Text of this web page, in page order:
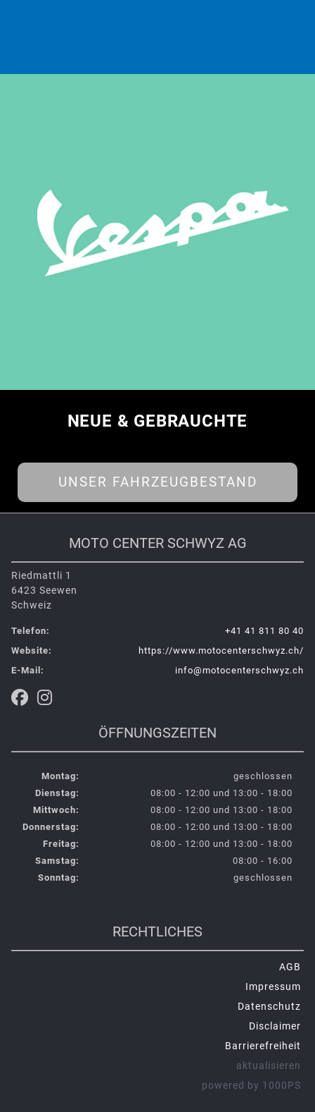
NEUE & GEBRAUCHTE
UNSER FAHRZEUGBESTAND
MOTO CENTER SCHWYZ AG
Riedmattli 1
6423 Seewen
Schweiz
Telefon:
+41 41 811 80 40
Website:
https://www.motocenterschwyz.ch/
E-Mail:
info@motocenterschwyz.ch
ÖFFNUNGSZEITEN
Montag:
geschlossen
Dienstag:
08:00 - 12:00 und 13:00 - 18:00
Mittwoch:
08:00 - 12:00 und 13:00 - 18:00
Donnerstag:
08:00 - 12:00 und 13:00 - 18:00
Freitag:
08:00 - 12:00 und 13:00 - 18:00
Samstag:
08:00 - 16:00
Sonntag:
geschlossen
RECHTLICHES
AGB
Impressum
Datenschutz
Disclaimer
Barrierefreiheit
aktualisieren
powered by 1000PS